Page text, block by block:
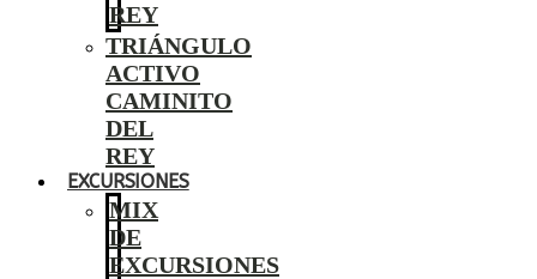
REY
TRIÁNGULO
ACTIVO
CAMINITO
DEL
REY
EXCURSIONES
MIX
DE
EXCURSIONES